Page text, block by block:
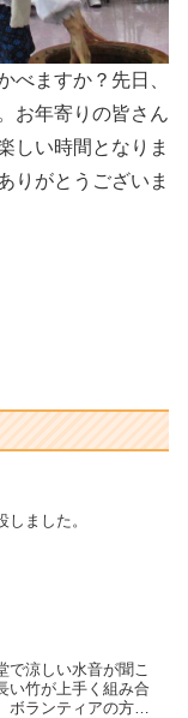
べますか？先日、
お年寄りの皆さん
しい時間となりま
りがとうございま
ました。
で涼しい水音が聞こ
い竹が上手く組み合
ランティアの方の